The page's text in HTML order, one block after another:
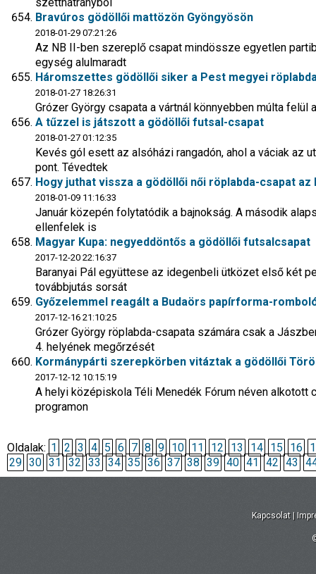
Bravúros gödöllői mattözön Gyöngyösön
2018-01-29 07:21:26
Az NB II-ben szereplő csapat mindössze egyetlen
egység alulmaradt
Háromszettes gödöllői siker a Pest megyei
2018-01-27 18:26:31
Grózer György csapata a vártnál könnyebben múlta
A tűzzel is játszott a gödöllői futsal-csapat
2018-01-27 01:12:35
Kevés gól esett az alsóházi rangadón, ahol a váciak az
pont. Tévedtek
Hogy juthat vissza a gödöllői női röplabda-csapat az
2018-01-09 11:16:33
Január közepén folytatódik a bajnokság. A második
ellenfelek is
Magyar Kupa: negyeddöntős a gödöllői futsalcsapat
2017-12-20 22:16:37
Baranyai Pál együttese az idegenbeli ütközet első két
továbbjutás sorsát
Győzelemmel reagált a Budaörs papírforma-
2017-12-16 21:10:25
Grózer György röplabda-csapata számára csak a
4. helyének megőrzését
Kormánypárti szerepkörben vitáztak a gödöllői
2017-12-12 10:15:19
A helyi középiskola Téli Menedék Fórum néven alkotott
programon
Oldalak: 1 2 3 4 5 6 7 8 9 10 11 12 13 14 15 16
29 30 31 32 33 34 35 36 37 38 39 40 41 42 43
Kapcsolat |